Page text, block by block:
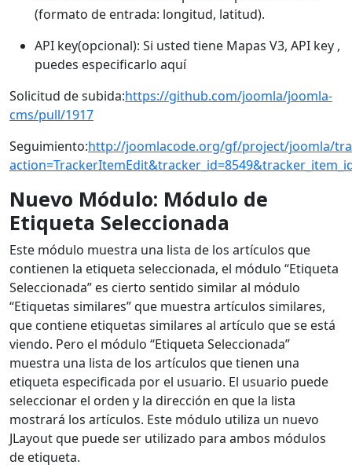
(formato de entrada: longitud, latitud).
API key(opcional): Si usted tiene Mapas V3, API key ,
puedes especificarlo aquí
Solicitud de subida:https://github.com/joomla/joomla-
cms/pull/1917
Seguimiento:http://joomlacode.org/gf/project/joomla/
Nuevo Módulo: Módulo de
Etiqueta Seleccionada
Este módulo muestra una lista de los artículos que
contienen la etiqueta seleccionada, el módulo “Etiqueta
Seleccionada” es cierto sentido similar al módulo
“Etiquetas similares” que muestra artículos similares,
que contiene etiquetas similares al artículo que se está
viendo. Pero el módulo “Etiqueta Seleccionada”
muestra una lista de los artículos que tienen una
etiqueta especificada por el usuario. El usuario puede
seleccionar el orden y la dirección en que la lista
mostrará los artículos. Este módulo utiliza un nuevo
JLayout que puede ser utilizado para ambos módulos
de etiqueta.